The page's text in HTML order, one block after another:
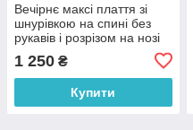
Вечірнє максі плаття зі
шнурівкою на спині без
рукавів і розрізом на нозі
1 250 ₴
Купити